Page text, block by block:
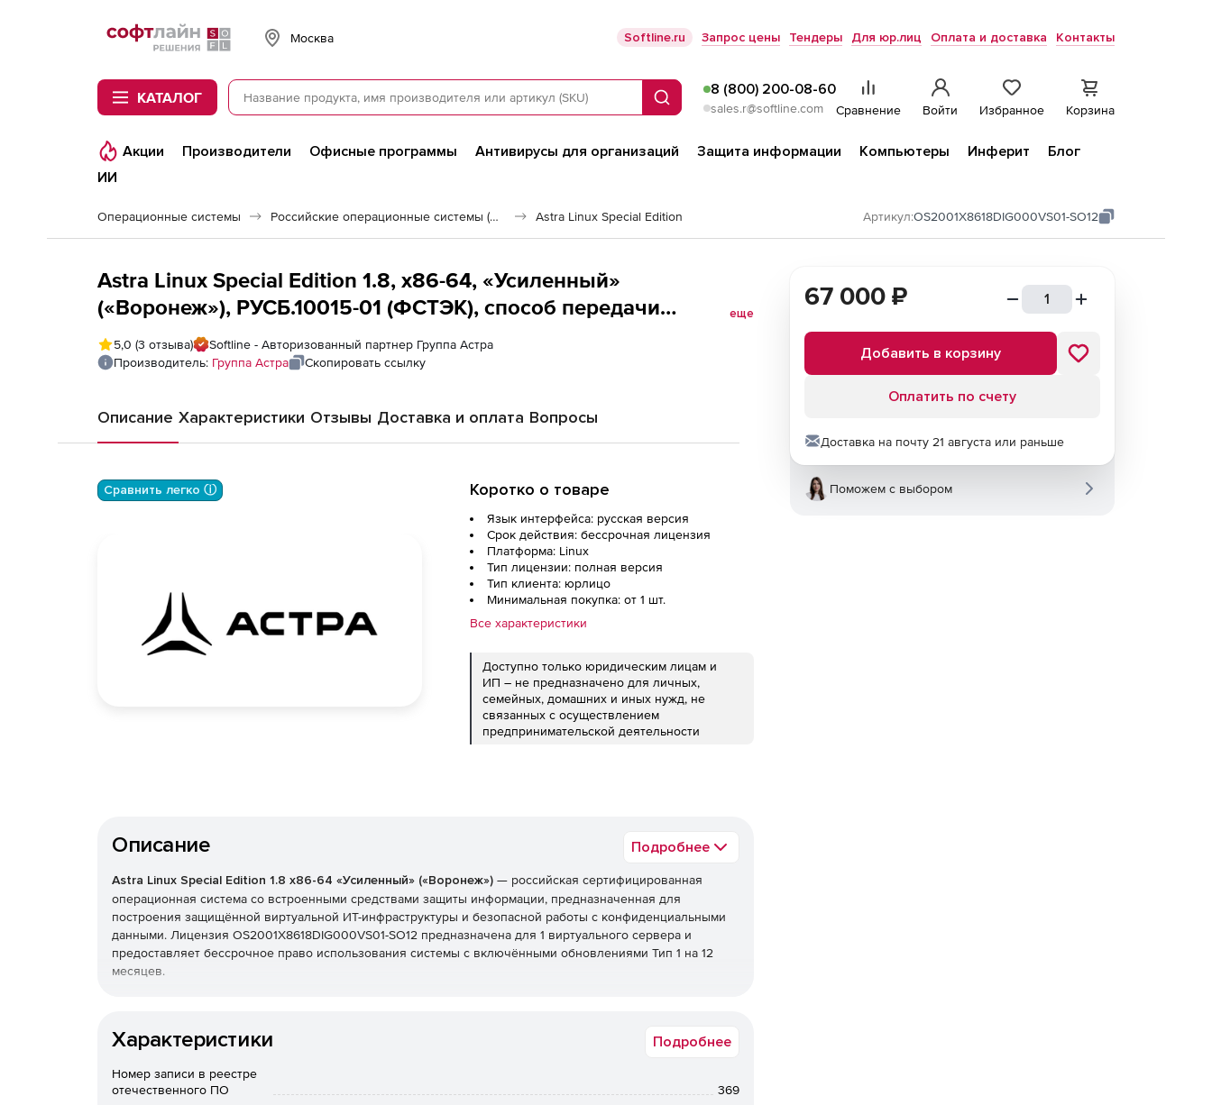
Softline
Москва Softline.ru Запрос цены Тендеры Для юр.лиц Оплата и доставка Контакты
КАТАЛОГ Поиск
8 (800) 200-08-60
sales.r@softline.com Сравнение Войти Избранное Корзина
Акции Производители Офисные программы Антивирусы для организаций Защита информации Компьютеры Инферит
Блог
ИИ
Операционные системы Российские операционные системы (Импортозамещение) Astra Linux Special Edition Артикул:OS2001X8618DIG000VS01-SO12
Astra Linux Special Edition 1.8, х86-64, «Усиленный»
(«Воронеж»), РУСБ.10015-01 (ФСТЭК), способ передачи
электронный, для 1 виртуального сервера, на срок действия
исключительного права, с включенными обновлениями Тип 1
еще
5,0 (3 отзыва)
Softline - Авторизованный партнер Группа Астра
Производитель: Группа Астра Скопировать ссылку
Описание Характеристики Отзывы Доставка и оплата Вопросы
Сравнить легко ⓘ Коротко о товаре
Язык интерфейса: русская версия
Срок действия: бессрочная лицензия
Платформа: Linux
Тип лицензии: полная версия
Тип клиента: юрлицо
Минимальная покупка: от 1 шт.
Все характеристики
Доступно только юридическим лицам и
ИП – не предназначено для личных,
семейных, домашних и иных нужд, не
связанных с осуществлением
предпринимательской деятельности
Описание Подробнее
Astra Linux Special Edition 1.8 x86-64 «Усиленный» («Воронеж») — российская сертифицированная
операционная система со встроенными средствами защиты информации, предназначенная для
построения защищённой виртуальной ИТ-инфраструктуры и безопасной работы с конфиденциальными
данными. Лицензия OS2001X8618DIG000VS01-SO12 предназначена для 1 виртуального сервера и
предоставляет бессрочное право использования системы с включёнными обновлениями Тип 1 на 12
месяцев.
инфраструктуры и корпоративных средах с повышенными требованиями к информационной
работу виртуальной инфраструктуры и совместимость с отечественным программным обеспечением.
Характеристики Подробнее
Номер записи в реестре
отечественного ПО
369
67 000 ₽
Добавить в корзину
Оплатить по счету
Доставка на почту 21 августа или раньше
Поможем с выбором